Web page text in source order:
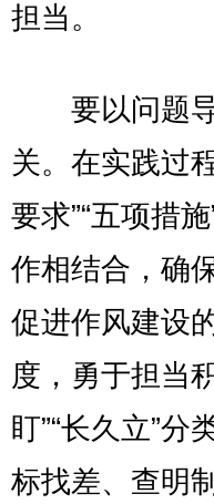
担当。
要以问题导
关。在实践过
要求”“五项措
作相结合，确
促进作风建设
度，勇于担当
盯”“长久立”
标找差、查明